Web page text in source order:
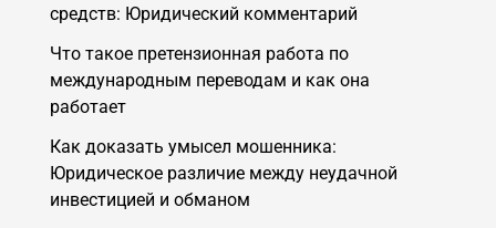
средств: Юридический комментарий
Что такое претензионная работа по
международным переводам и как она
работает
Как доказать умысел мошенника:
Юридическое различие между неудачной
инвестицией и обманом